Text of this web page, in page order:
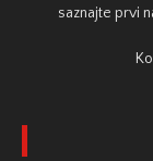
saznajte prvi